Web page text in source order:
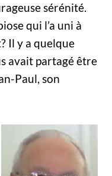
sérénité.
qui l’a uni à
Il y a quelque
avait partagé être
Paul, son